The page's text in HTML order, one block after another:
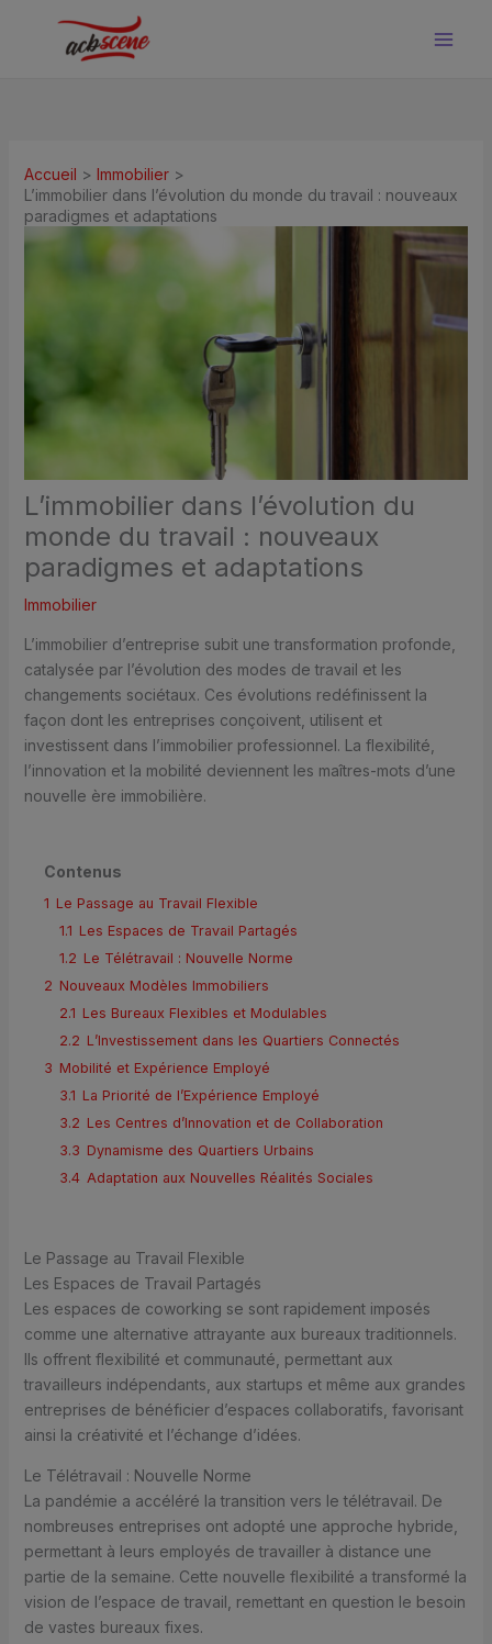
Accueil
Immobilier
L’immobilier dans l’évolution du monde du travail : nouveaux
paradigmes et adaptations
L’immobilier dans l’évolution du
monde du travail : nouveaux
paradigmes et adaptations
Immobilier
L’immobilier d’entreprise subit une transformation profonde,
catalysée par l’évolution des modes de travail et les
changements sociétaux. Ces évolutions redéfinissent la
façon dont les entreprises conçoivent, utilisent et
investissent dans l’immobilier professionnel. La flexibilité,
l’innovation et la mobilité deviennent les maîtres-mots d’une
nouvelle ère immobilière.
Contenus
1 Le Passage au Travail Flexible
1.1 Les Espaces de Travail Partagés
1.2 Le Télétravail : Nouvelle Norme
2 Nouveaux Modèles Immobiliers
2.1 Les Bureaux Flexibles et Modulables
2.2 L’Investissement dans les Quartiers Connectés
3 Mobilité et Expérience Employé
3.1 La Priorité de l’Expérience Employé
3.2 Les Centres d’Innovation et de Collaboration
3.3 Dynamisme des Quartiers Urbains
3.4 Adaptation aux Nouvelles Réalités Sociales
Le Passage au Travail Flexible
Les Espaces de Travail Partagés
Les espaces de coworking se sont rapidement imposés
comme une alternative attrayante aux bureaux traditionnels.
Ils offrent flexibilité et communauté, permettant aux
travailleurs indépendants, aux startups et même aux grandes
entreprises de bénéficier d’espaces collaboratifs, favorisant
ainsi la créativité et l’échange d’idées.
Le Télétravail : Nouvelle Norme
La pandémie a accéléré la transition vers le télétravail. De
nombreuses entreprises ont adopté une approche hybride,
permettant à leurs employés de travailler à distance une
partie de la semaine. Cette nouvelle flexibilité a transformé la
vision de l’espace de travail, remettant en question le besoin
de vastes bureaux fixes.